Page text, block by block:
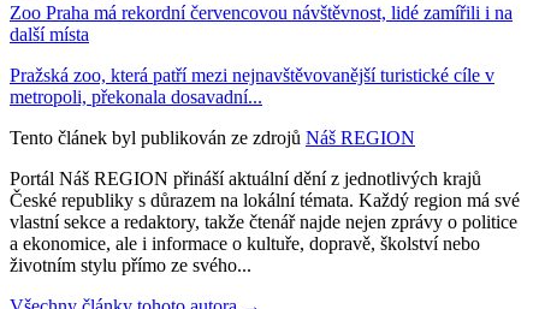
Zoo Praha má rekordní červencovou návštěvnost, lidé zamířili i na
další místa
Pražská zoo, která patří mezi nejnavštěvovanější turistické cíle v
metropoli, překonala dosavadní...
Tento článek byl publikován ze zdrojů Náš REGION
Portál Náš REGION přináší aktuální dění z jednotlivých krajů
České republiky s důrazem na lokální témata. Každý region má své
vlastní sekce a redaktory, takže čtenář najde nejen zprávy o politice
a ekonomice, ale i informace o kultuře, dopravě, školství nebo
životním stylu přímo ze svého...